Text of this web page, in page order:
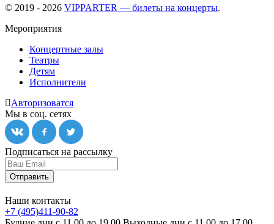
© 2019 - 2026 VIPPARTER — билеты на концерты.
Мероприятия
Концертные залы
Театры
Детям
Исполнители
Авторизоватся
Мы в соц. сетях
Подписаться на рассылку
Отправить
Наши контакты
+7 (495)411-90-82